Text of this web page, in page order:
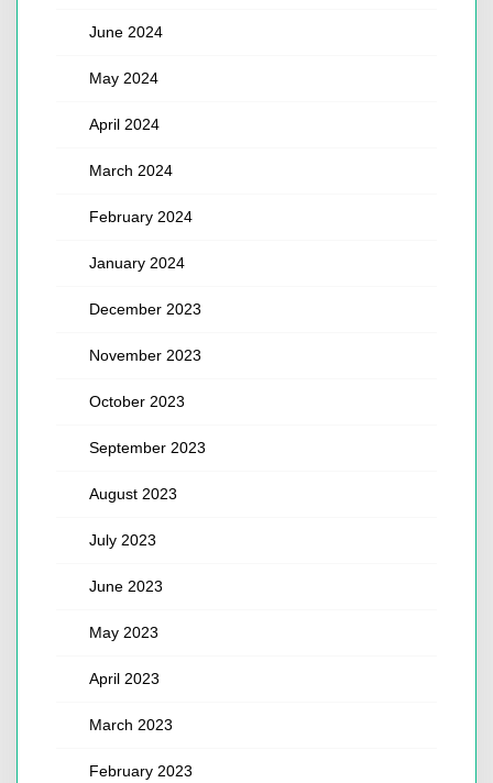
June 2024
May 2024
April 2024
March 2024
February 2024
January 2024
December 2023
November 2023
October 2023
September 2023
August 2023
July 2023
June 2023
May 2023
April 2023
March 2023
February 2023